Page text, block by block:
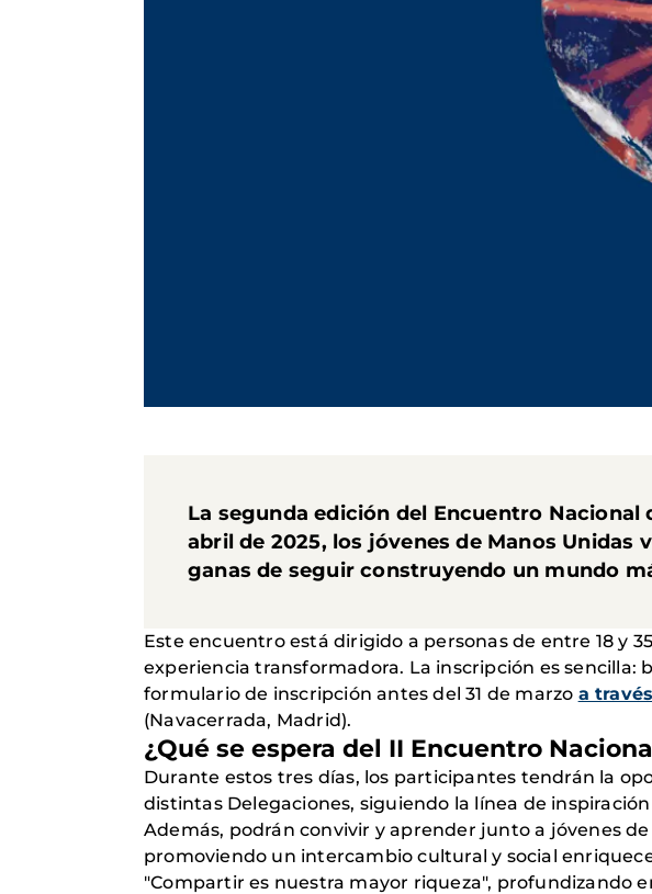
La segunda edición del Encuentro Nacional
abril de 2025, los jóvenes de Manos
ganas de seguir construyendo un mundo
Este encuentro está dirigido a personas de entre 18 y
experiencia transformadora. La inscripción es
formulario de inscripción antes del 31 de marzo a
(Navacerrada, Madrid).
¿Qué se espera del II Encuentro
Durante estos tres días, los participantes tendrán la
distintas Delegaciones, siguiendo la línea de
Además, podrán convivir y aprender junto a jóvenes de
promoviendo un intercambio cultural y social
"Compartir es nuestra mayor riqueza", profundizando